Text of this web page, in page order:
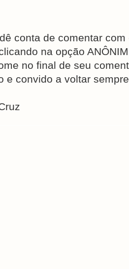
conta de comentar
na opção
no final de seu
e convido a voltar